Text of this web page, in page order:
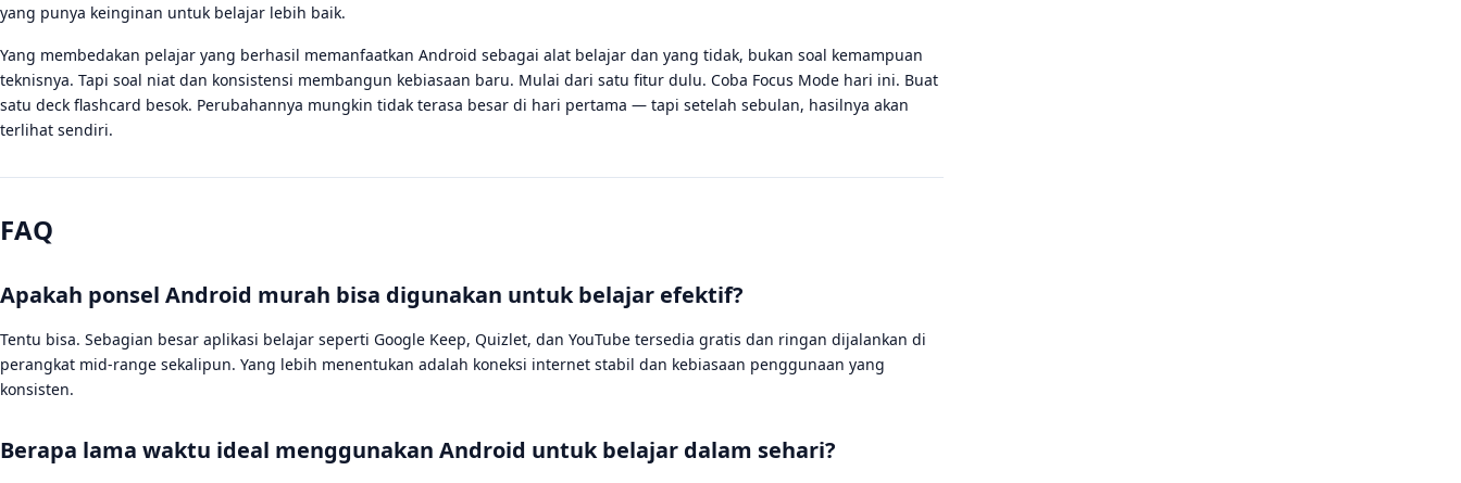
yang punya keinginan untuk belajar lebih baik.
Yang membedakan pelajar yang berhasil memanfaatkan Android sebagai alat belajar dan yang tidak, bukan soal kemampuan
teknisnya. Tapi soal niat dan konsistensi membangun kebiasaan baru. Mulai dari satu fitur dulu. Coba Focus Mode hari ini. Buat
satu deck flashcard besok. Perubahannya mungkin tidak terasa besar di hari pertama — tapi setelah sebulan, hasilnya akan
terlihat sendiri.
FAQ
Apakah ponsel Android murah bisa digunakan untuk belajar efektif?
Tentu bisa. Sebagian besar aplikasi belajar seperti Google Keep, Quizlet, dan YouTube tersedia gratis dan ringan dijalankan di
perangkat mid-range sekalipun. Yang lebih menentukan adalah koneksi internet stabil dan kebiasaan penggunaan yang
konsisten.
Berapa lama waktu ideal menggunakan Android untuk belajar dalam sehari?